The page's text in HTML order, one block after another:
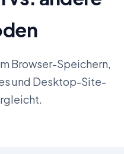
Browser-Speichern,
und Desktop-Site-